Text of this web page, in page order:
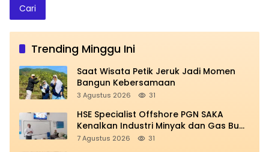
Cari
Trending Minggu Ini
Saat Wisata Petik Jeruk Jadi Momen
Bangun Kebersamaan
3 Agustus 2026 31
HSE Specialist Offshore PGN SAKA
Kenalkan Industri Minyak dan Gas Bumi
di Spemdalas
7 Agustus 2026 31